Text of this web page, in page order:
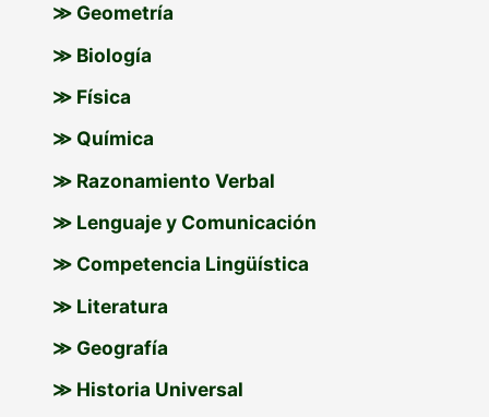
≫ Geometría
≫ Biología
≫ Física
≫ Química
≫ Razonamiento Verbal
≫ Lenguaje y Comunicación
≫ Competencia Lingüística
≫ Literatura
≫ Geografía
≫ Historia Universal